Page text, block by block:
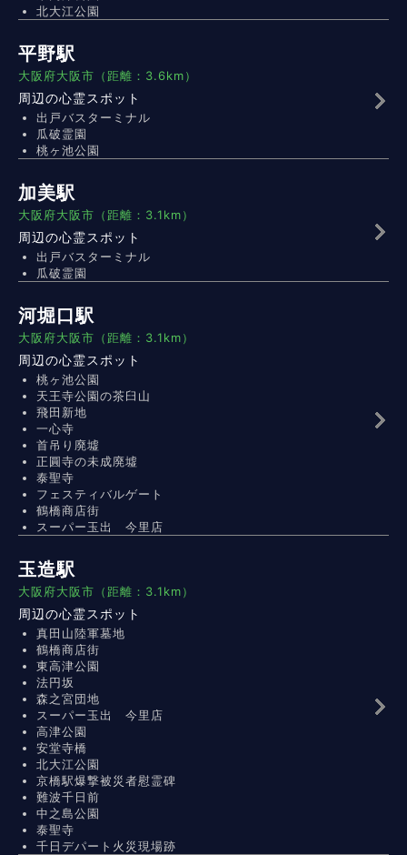
北大江公園
平野駅
大阪府大阪市（距離：3.6km）
周辺の心霊スポット
出戸バスターミナル
瓜破霊園
桃ヶ池公園
加美駅
大阪府大阪市（距離：3.1km）
周辺の心霊スポット
出戸バスターミナル
瓜破霊園
河堀口駅
大阪府大阪市（距離：3.1km）
周辺の心霊スポット
桃ヶ池公園
天王寺公園の茶臼山
飛田新地
一心寺
首吊り廃墟
正圓寺の未成廃墟
泰聖寺
フェスティバルゲート
鶴橋商店街
スーパー玉出 今里店
玉造駅
大阪府大阪市（距離：3.1km）
周辺の心霊スポット
真田山陸軍墓地
鶴橋商店街
東高津公園
法円坂
森之宮団地
スーパー玉出 今里店
高津公園
安堂寺橋
北大江公園
京橋駅爆撃被災者慰霊碑
難波千日前
中之島公園
泰聖寺
千日デパート火災現場跡